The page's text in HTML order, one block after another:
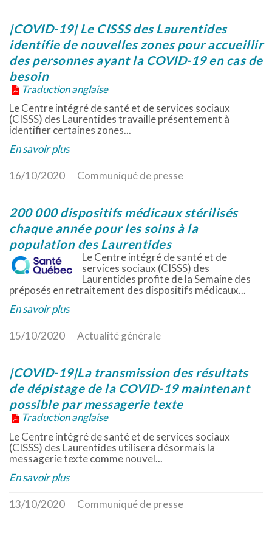
|COVID-19| Le CISSS des Laurentides
identifie de nouvelles zones pour accueillir
des personnes ayant la COVID-19 en cas de
besoin
Traduction anglaise
Le Centre intégré de santé et de services sociaux
(CISSS) des Laurentides travaille présentement à
identifier certaines zones...
En savoir plus
16/10/2020 Communiqué de presse
200 000 dispositifs médicaux stérilisés
chaque année pour les soins à la
population des Laurentides
Le Centre intégré de santé et de
services sociaux (CISSS) des
Laurentides profite de la Semaine des
préposés en retraitement des dispositifs médicaux...
En savoir plus
15/10/2020 Actualité générale
|COVID-19|La transmission des résultats
de dépistage de la COVID-19 maintenant
possible par messagerie texte
Traduction anglaise
Le Centre intégré de santé et de services sociaux
(CISSS) des Laurentides utilisera désormais la
messagerie texte comme nouvel...
En savoir plus
13/10/2020 Communiqué de presse